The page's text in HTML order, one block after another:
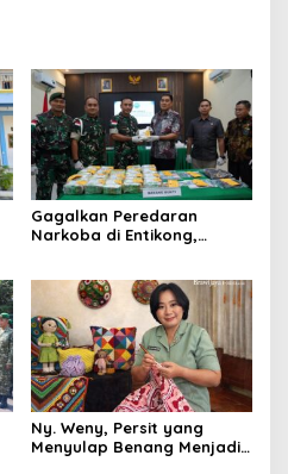
Gagalkan Peredaran
Narkoba di Entikong,
BNNP Kalbar
Ny. Weny, Persit yang
Menyulap Benang Menjadi